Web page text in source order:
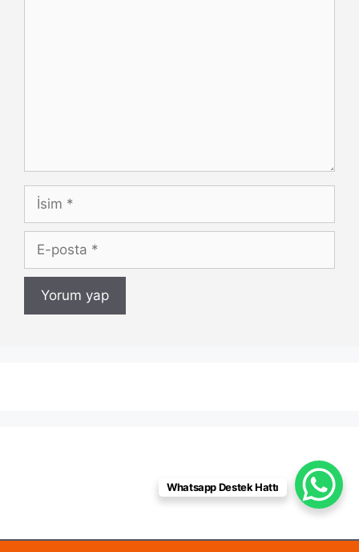
İsim
posta
Whatsapp Destek Hattı